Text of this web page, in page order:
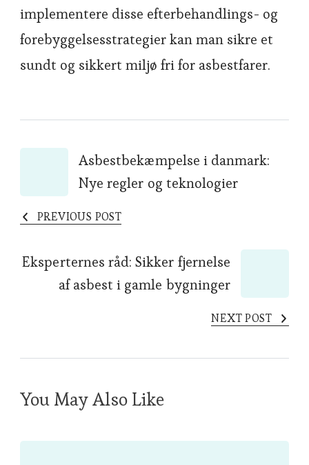
implementere disse efterbehandlings- og
forebyggelsesstrategier kan man sikre et
sundt og sikkert miljø fri for asbestfarer.
Navigation
Asbestbekæmpelse i danmark:
Nye regler og teknologier
PREVIOUS POST
Eksperternes råd: Sikker fjernelse
af asbest i gamle bygninger
NEXT POST
You May Also Like